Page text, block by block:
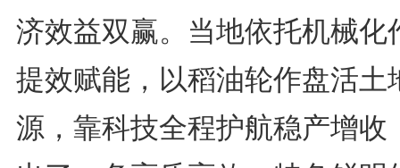
济效益双赢。当地依托机械化
提效赋能，以稻油轮作盘活土
源，靠科技全程护航稳产增收